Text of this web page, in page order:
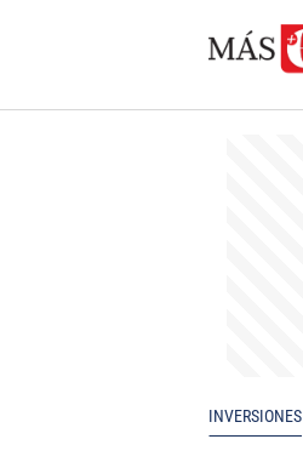
INVERSIONES